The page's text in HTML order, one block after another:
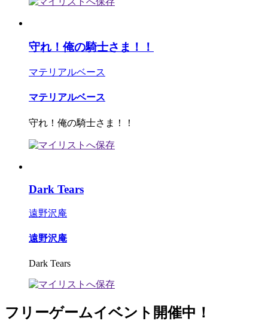
守れ！俺の騎士さま！！
マテリアルベース
マテリアルベース
守れ！俺の騎士さま！！
Dark Tears
遠野沢庵
遠野沢庵
Dark Tears
フリーゲームイベント開催中！